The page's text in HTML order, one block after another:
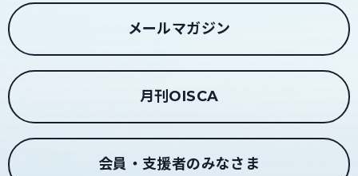
メールマガジン
月刊OISCA
会員・支援者のみなさま